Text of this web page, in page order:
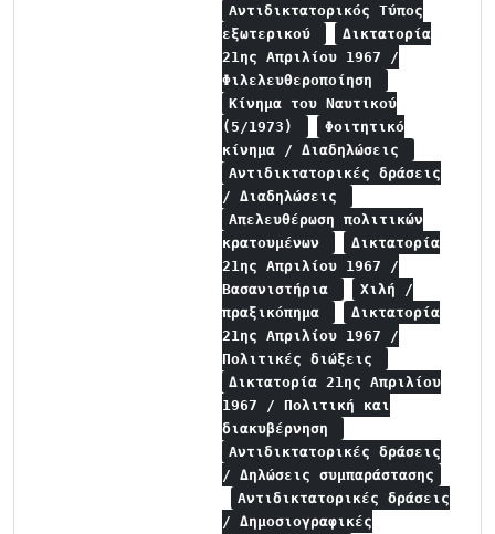
Αντιδικτατορικός Τύπος
εξωτερικού
Δικτατορία
21ης Απριλίου 1967 /
Φιλελευθεροποίηση
Κίνημα του Ναυτικού
(5/1973)
Φοιτητικό
κίνημα / Διαδηλώσεις
Αντιδικτατορικές δράσεις
/ Διαδηλώσεις
Απελευθέρωση πολιτικών
κρατουμένων
Δικτατορία
21ης Απριλίου 1967 /
Βασανιστήρια
Χιλή /
πραξικόπημα
Δικτατορία
21ης Απριλίου 1967 /
Πολιτικές διώξεις
Δικτατορία 21ης Απριλίου
1967 / Πολιτική και
διακυβέρνηση
Αντιδικτατορικές δράσεις
/ Δηλώσεις συμπαράστασης
Αντιδικτατορικές δράσεις
/ Δημοσιογραφικές